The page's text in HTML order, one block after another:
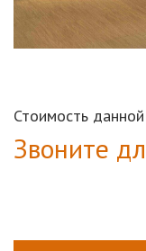
Стоимость
Звоните